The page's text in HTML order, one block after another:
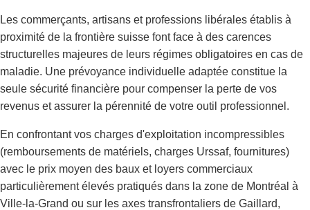
Les commerçants, artisans et professions libérales établis à
proximité de la frontière suisse font face à des carences
structurelles majeures de leurs régimes obligatoires en cas de
maladie. Une prévoyance individuelle adaptée constitue la
seule sécurité financière pour compenser la perte de vos
revenus et assurer la pérennité de votre outil professionnel.
En confrontant vos charges d'exploitation incompressibles
(remboursements de matériels, charges Urssaf, fournitures)
avec le prix moyen des baux et loyers commerciaux
particulièrement élevés pratiqués dans la zone de Montréal à
Ville-la-Grand ou sur les axes transfrontaliers de Gaillard,